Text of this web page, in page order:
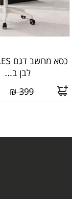
לבן ב...
399 ₪